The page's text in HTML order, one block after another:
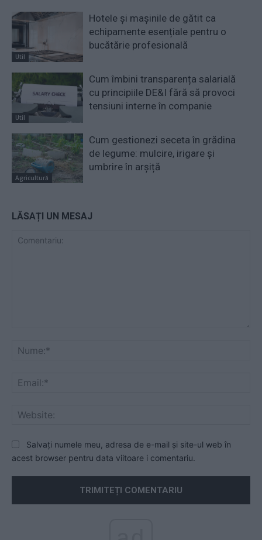
Util
Hotele și mașinile de gătit ca
echipamente esențiale pentru o
bucătărie profesională
Util
Cum îmbini transparența salarială
cu principiile DE&I fără să provoci
tensiuni interne în companie
Agricultură
Cum gestionezi seceta în grădina
de legume: mulcire, irigare și
umbrire în arșiță
LĂSAȚI UN MESAJ
Salvați numele meu, adresa de e-mail și site-ul web în
acest browser pentru data viitoare i comentariu.